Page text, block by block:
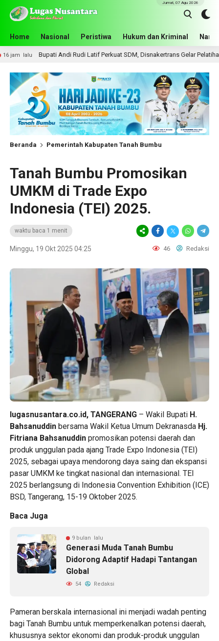
Home Nasional Peristiwa Hukum dan Kriminal
Jumat, 07 Agu 2026
Andi Rudi Latif Perkuat SDM, Disnakertrans Gelar Pelatihan Desain Grafis
Beranda Pemerintah Kabupaten Tanah Bumbu
Tanah Bumbu Promosikan
UMKM di Trade Expo
Indonesia (TEI) 2025.
waktu baca 1 menit
Minggu, 19 Okt 2025 04:25 46 Redaksi
lugasnusantara.co.id, TANGERANG – Wakil Bupati H.
Bahsanuddin bersama Wakil Ketua Umum Dekranasda Hj.
Fitriana Bahsanuddin promosikan potensi daerah dan
produk unggulan pada ajang Trade Expo Indonesia (TEI)
2025, sebagai upaya mendorong daya saing dan ekspansi
pasar UMKM ke tingkat nasional dan internasional. TEI
2025 berlangsung di Indonesia Convention Exhibition (ICE)
BSD, Tangerang, 15-19 Oktober 2025.
Baca Juga
9 bulan lalu
Generasi Muda Tanah Bumbu
Didorong Adaptif Hadapi Tantangan
Global
54 Redaksi
Pameran berskala internasional ini menjadi wadah penting
bagi Tanah Bumbu untuk memperkenalkan potensi daerah,
khususnya sektor ekonomi dan produk-produk unggulan